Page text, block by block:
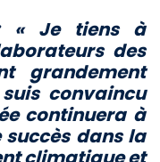
« Je tiens à
des
grandement
convaincu
continuera à
dans la